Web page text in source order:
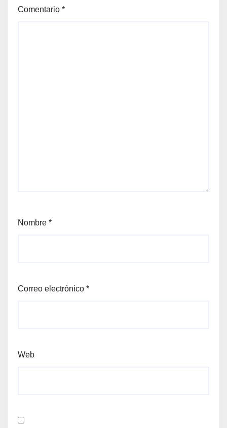
Comentario *
Nombre *
Correo electrónico *
Web